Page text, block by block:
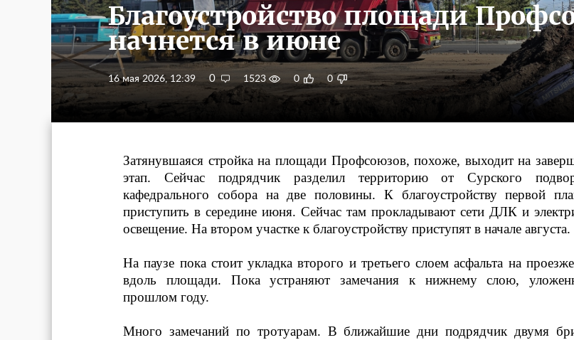
Благоустройство площади
начнется в июне
16 мая 2026, 12:39 0 1523 0 0
Затянувшаяся стройка на площади Профсоюзов, похоже, выходит на
этап. Сейчас подрядчик разделил территорию от Сурского
кафедрального собора на две половины. К благоустройству первой
приступить в середине июня. Сейчас там прокладывают сети ДЛК и
освещение. На втором участке к благоустройству приступят в начале августа.
На паузе пока стоит укладка второго и третьего слоем асфальта на
вдоль площади. Пока устраняют замечания к нижнему слою,
прошлом году.
Много замечаний по тротуарам. В ближайшие дни подрядчик двумя